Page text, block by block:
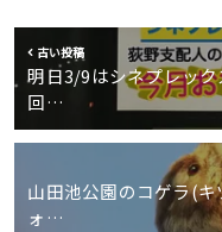
古い投稿
明日3/9はシネプレッ
回…
山田池公園のコゲラ(
ォ…